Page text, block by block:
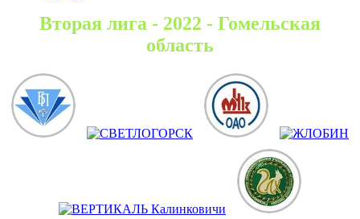
Вторая лига - 2022 - Гомельская
область